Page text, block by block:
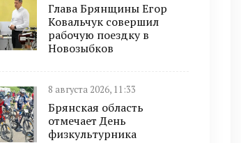
Глава Брянщины Егор
Ковальчук совершил
рабочую поездку в
Новозыбков
8 августа 2026, 11:33
Брянская область
отмечает День
физкультурника